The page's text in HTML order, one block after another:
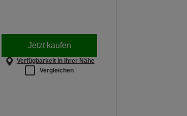
Jetzt kaufen
Verfügbarkeit in Ihrer Nähe
Vergleichen